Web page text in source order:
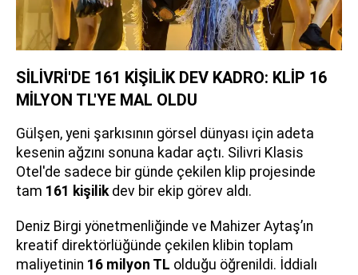
SİLİVRİ'DE 161 KİŞİLİK DEV KADRO: KLİP 16
MİLYON TL'YE MAL OLDU
Gülşen, yeni şarkısının görsel dünyası için adeta
kesenin ağzını sonuna kadar açtı. Silivri Klasis
Otel'de sadece bir günde çekilen klip projesinde
tam 161 kişilikdev bir ekip görev aldı.
Deniz Birgi yönetmenliğinde ve Mahizer Aytaş’ın
kreatif direktörlüğünde çekilen klibin toplam
maliyetinin 16 milyon TL olduğu öğrenildi. İddialı